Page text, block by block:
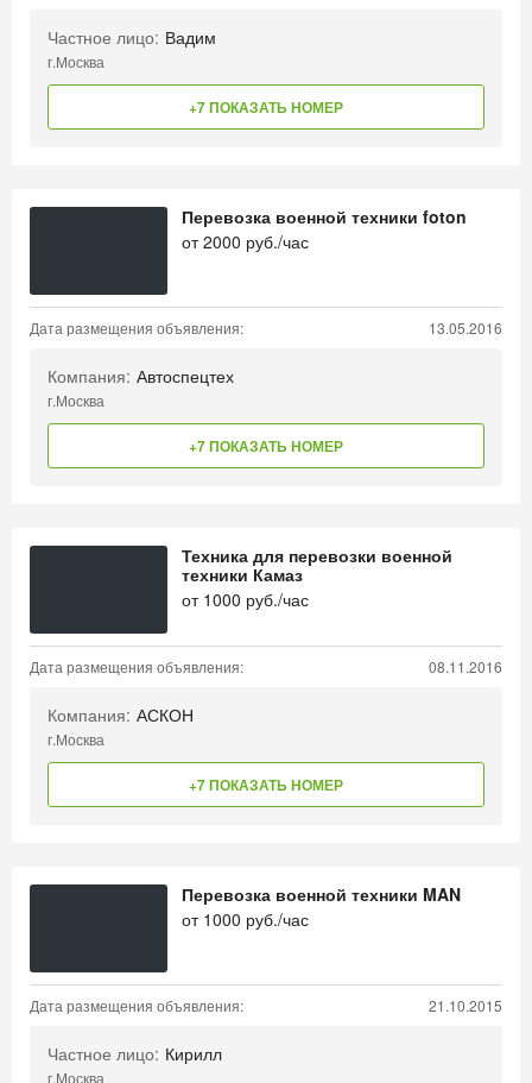
Частное лицо: Вадим
г.Москва
+7 ПОКАЗАТЬ НОМЕР
Перевозка военной техники foton
от2000 руб./час
Дата размещения объявления: 13.05.2016
Компания: Автоспецтех
г.Москва
+7 ПОКАЗАТЬ НОМЕР
Техника для перевозки военной
техники Камаз
от 1000 руб./час
Дата размещения объявления: 08.11.2016
Компания: АСКОН
г.Москва
+7 ПОКАЗАТЬ НОМЕР
Перевозка военной техники MAN
от 1000 руб./час
Дата размещения объявления: 21.10.2015
Частное лицо: Кирилл
г.Москва